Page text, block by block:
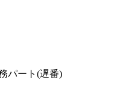
パート(遅番)